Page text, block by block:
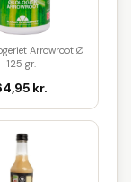
Arrowroot Ø
125 gr.
kr.